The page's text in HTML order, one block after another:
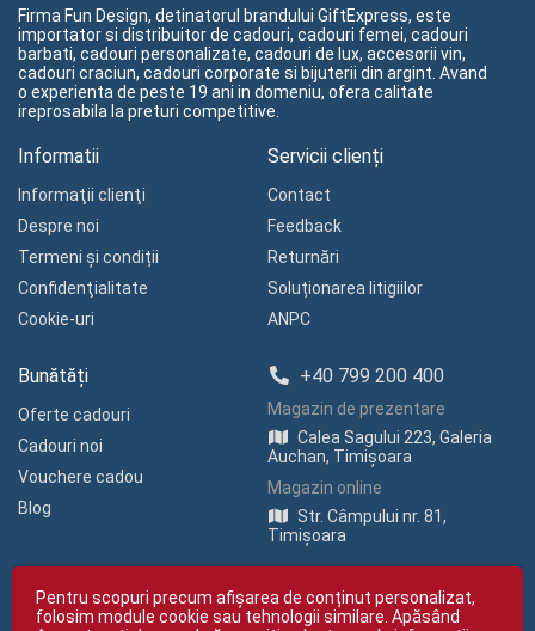
Firma Fun Design, detinatorul brandului GiftExpress, este
importator si distribuitor de cadouri, cadouri femei, cadouri
barbati, cadouri personalizate, cadouri de lux, accesorii vin,
cadouri craciun, cadouri corporate si bijuterii din argint. Avand
o experienta de peste 19 ani in domeniu, ofera calitate
ireprosabila la preturi competitive.
Informatii
Informaţii clienţi
Despre noi
Termeni și condiții
Confidenţialitate
Cookie-uri
Servicii clienți
Contact
Feedback
Returnări
Soluționarea litigiilor
ANPC
Bunătăți
Oferte cadouri
Cadouri noi
Vouchere cadou
Blog
+40 799 200 400
Magazin de prezentare
Calea Sagului 223, Galeria
Auchan, Timișoara
Magazin online
Str. Câmpului nr. 81,
Timișoara
Pentru scopuri precum afișarea de conținut personalizat,
folosim module cookie sau tehnologii similare. Apăsând